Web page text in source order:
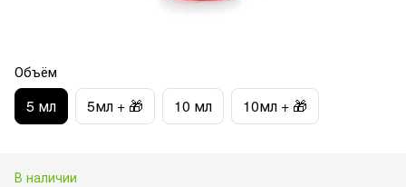
Объём
5 мл 5мл + 🎁 10 мл 10мл + 🎁
В наличии